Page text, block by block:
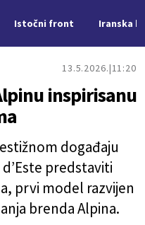
Istočni front Iranska
13.5.2026. 11:20
inspirisanu
događaju
predstaviti
prvi model razvijen
brenda Alpina.